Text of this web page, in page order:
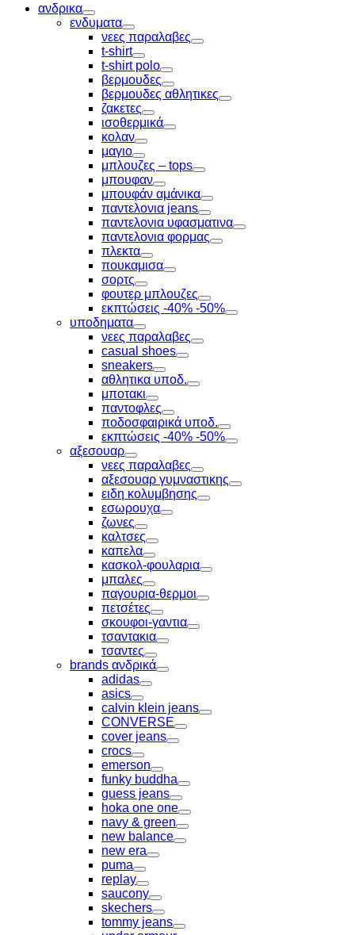
ανδρικα
Toggle
ενδυματα
Toggle
νεες παραλαβες
Toggle
t-shirt
Toggle
t-shirt polo
Toggle
βερμουδες
Toggle
βερμουδες αθλητικες
Toggle
ζακετες
Toggle
ισοθερμικά
Toggle
κολαν
Toggle
μαγιο
Toggle
μπλουζες – tops
Toggle
μπουφαν
Toggle
μπουφάν αμάνικα
Toggle
παντελονια jeans
Toggle
παντελονια υφασματινα
Toggle
παντελονια φορμας
Toggle
πλεκτα
Toggle
πουκαμισα
Toggle
σορτς
Toggle
φουτερ μπλουζες
Toggle
εκπτώσεις -40% -50%
Toggle
υποδηματα
Toggle
νεες παραλαβες
Toggle
casual shoes
Toggle
sneakers
Toggle
αθλητικα υποδ.
Toggle
μποτακι
Toggle
παντοφλες
Toggle
ποδοσφαιρικά υποδ.
Toggle
εκπτώσεις -40% -50%
Toggle
αξεσουαρ
Toggle
νεες παραλαβες
Toggle
αξεσουαρ γυμναστικης
Toggle
ειδη κολυμβησης
Toggle
εσωρουχα
Toggle
ζωνες
Toggle
καλτσες
Toggle
καπελα
Toggle
κασκολ-φουλαρια
Toggle
μπαλες
Toggle
παγουρια-θερμοι
Toggle
πετσέτες
Toggle
σκουφοι-γαντια
Toggle
τσαντακια
Toggle
τσαντες
Toggle
brands ανδρικά
Toggle
adidas
Toggle
asics
Toggle
calvin klein jeans
Toggle
CONVERSE
Toggle
cover jeans
Toggle
crocs
Toggle
emerson
Toggle
funky buddha
Toggle
guess jeans
Toggle
hoka one one
Toggle
navy & green
Toggle
new balance
Toggle
new era
Toggle
puma
Toggle
replay
Toggle
saucony
Toggle
skechers
Toggle
tommy jeans
Toggle